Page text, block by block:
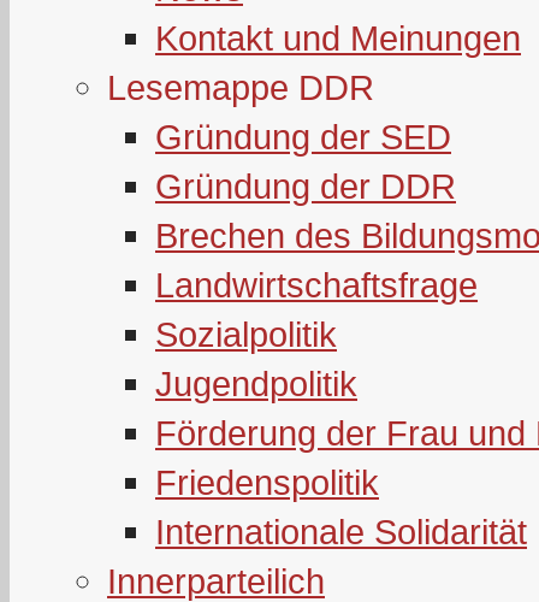
Kontakt und Meinungen
Lesemappe DDR
Gründung der SED
Gründung der DDR
Brechen des
Landwirtschaftsfrage
Sozialpolitik
Jugendpolitik
Förderung der Frau und
Friedenspolitik
Internationale Solidarität
Innerparteilich